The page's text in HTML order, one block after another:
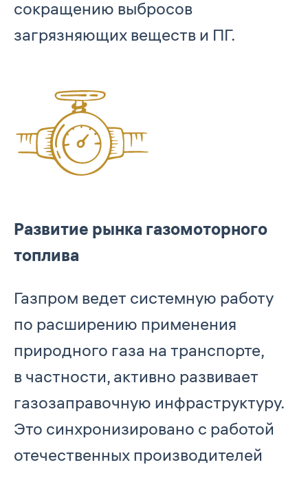
сокращению выбросов
загрязняющих веществ и ПГ.
Развитие рынка газомоторного
топлива
Газпром ведет системную работу
по расширению применения
природного газа на транспорте,
в частности, активно развивает
газозаправочную инфраструктуру.
Это синхронизировано с работой
отечественных производителей